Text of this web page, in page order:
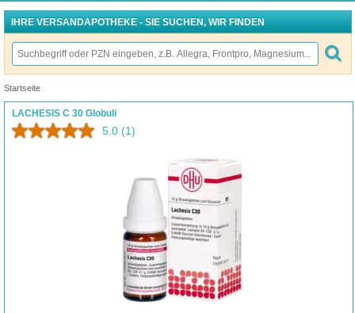
IHRE VERSANDAPOTHEKE - SIE SUCHEN, WIR FINDEN
Startseite
LACHESIS C 30 Globuli
5.0 (1)